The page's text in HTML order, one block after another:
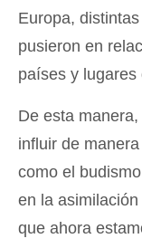
Europa,
pusieron en
países y
De esta
influir de
como el
en la
que ahora